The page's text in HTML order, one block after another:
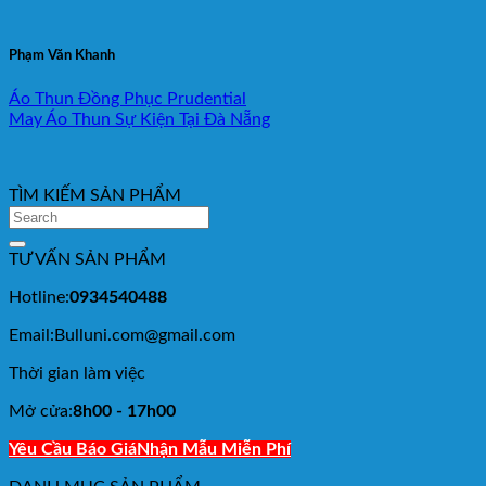
Phạm Văn Khanh
Áo Thun Đồng Phục Prudential
May Áo Thun Sự Kiện Tại Đà Nẵng
TÌM KIẾM SẢN PHẨM
TƯ VẤN SẢN PHẨM
Hotline:0934540488
Email:Bulluni.com@gmail.com
Thời gian làm việc
Mở cửa:8h00 - 17h00
Yêu Cầu Báo GiáNhận Mẫu Miễn Phí